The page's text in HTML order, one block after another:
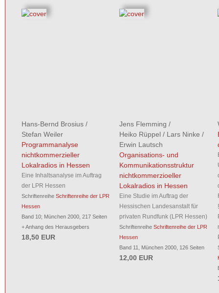
Hans-Bernd Brosius /
Stefan Weiler
Programmanalyse
nichtkommerzieller
Lokalradios in Hessen
Eine Inhaltsanalyse im Auftrag
der LPR Hessen
Schriftenreihe Schriftenreihe der LPR
Hessen
Band 10; München 2000, 217 Seiten
+ Anhang des Herausgebers
18,50 EUR
Jens Flemming /
Heiko Rüppel / Lars Ninke /
Erwin Lautsch
Organisations- und
Kommunikationsstruktur
nichtkommerzioeller
Lokalradios in Hessen
Eine Studie im Auftrag der
Hessischen Landesanstalt für
privaten Rundfunk (LPR Hessen)
SchriftenreiheSchriftenreihe der LPR
Hessen
Band 11, München 2000, 126 Seiten
12,00 EUR